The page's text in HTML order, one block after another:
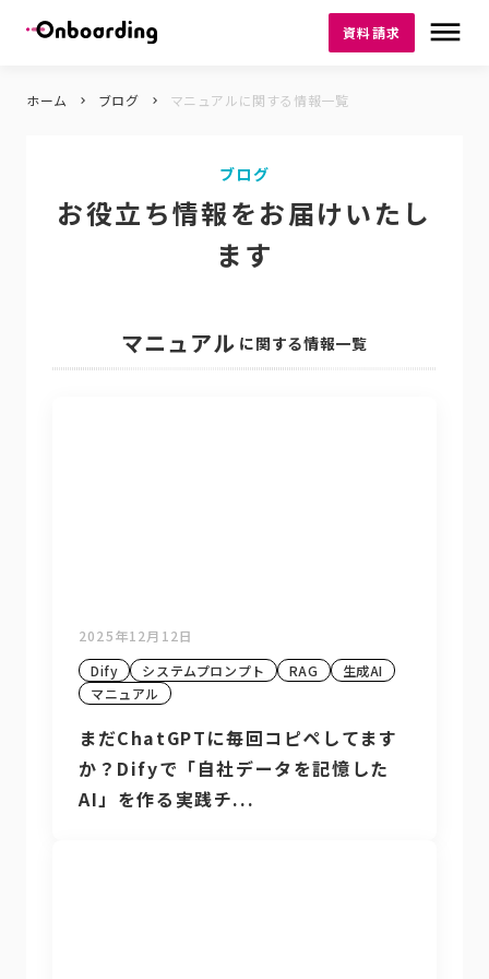
資料請求 dehaze
ホーム keyboard_arrow_right ブログ keyboard_arrow_right マニュアルに関する情報一覧
ブログ
お役立ち情報をお届けいたし
ます
マニュアル に関する情報一覧
2025年12月12日
Dify
システムプロンプト RAG
生成AI
マニュアル
まだChatGPTに毎回コピペしてます
か？Difyで「自社データを記憶した
AI」を作る実践チ...